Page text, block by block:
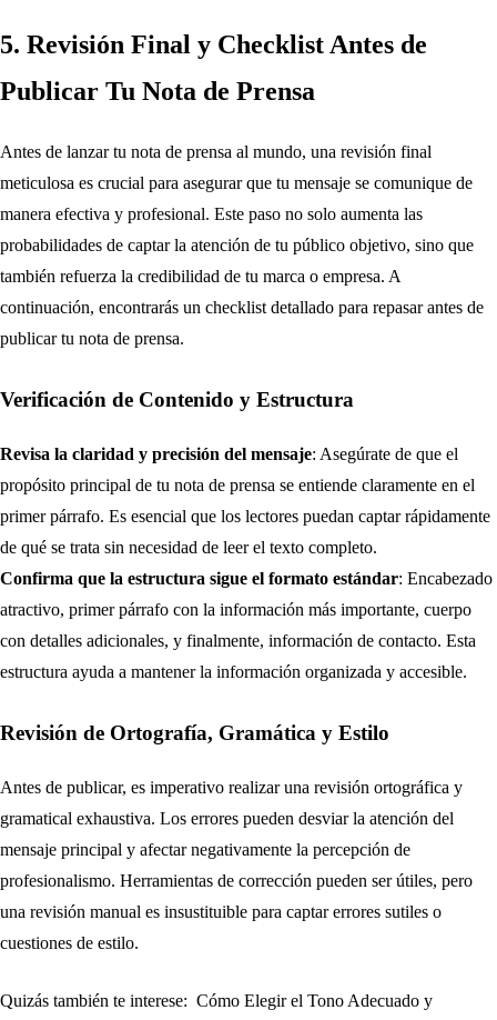
5. Revisión Final y Checklist Antes de
Publicar Tu Nota de Prensa
Antes de lanzar tu nota de prensa al mundo, una revisión final
meticulosa es crucial para asegurar que tu mensaje se comunique de
manera efectiva y profesional. Este paso no solo aumenta las
probabilidades de captar la atención de tu público objetivo, sino que
también refuerza la credibilidad de tu marca o empresa. A
continuación, encontrarás un checklist detallado para repasar antes de
publicar tu nota de prensa.
Verificación de Contenido y Estructura
Revisa la claridad y precisión del mensaje: Asegúrate de que el
propósito principal de tu nota de prensa se entiende claramente en el
primer párrafo. Es esencial que los lectores puedan captar rápidamente
de qué se trata sin necesidad de leer el texto completo.
Confirma que la estructura sigue el formato estándar: Encabezado
atractivo, primer párrafo con la información más importante, cuerpo
con detalles adicionales, y finalmente, información de contacto. Esta
estructura ayuda a mantener la información organizada y accesible.
Revisión de Ortografía, Gramática y Estilo
Antes de publicar, es imperativo realizar una revisión ortográfica y
gramatical exhaustiva. Los errores pueden desviar la atención del
mensaje principal y afectar negativamente la percepción de
profesionalismo. Herramientas de corrección pueden ser útiles, pero
una revisión manual es insustituible para captar errores sutiles o
cuestiones de estilo.
Quizás también te interese: Cómo Elegir el Tono Adecuado y